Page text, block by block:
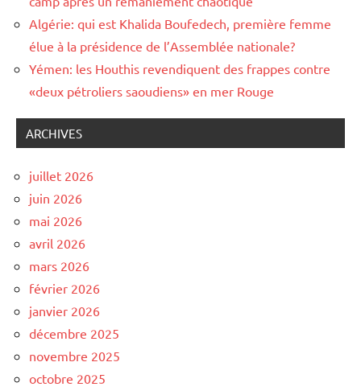
Algérie: qui est Khalida Boufedech, première femme
élue à la présidence de l’Assemblée nationale?
Yémen: les Houthis revendiquent des frappes contre
«deux pétroliers saoudiens» en mer Rouge
ARCHIVES
juillet 2026
juin 2026
mai 2026
avril 2026
mars 2026
février 2026
janvier 2026
décembre 2025
novembre 2025
octobre 2025